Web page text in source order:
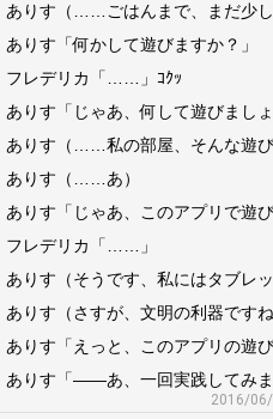
ありす（……ごはんまで、まだ少し
ありす「何かして遊びますか？」
フレデリカ「……」ｺｸｯ
ありす「じゃあ、何して遊びまし
ありす（……私の部屋、そんな遊び
ありす（……あ）
ありす「じゃあ、このアプリで遊び
フレデリカ「……」
ありす（そうです、私にはタブレ
ありす（さすが、文明の利器ですね
ありす「えっと、このアプリの遊
ありす「――あ、一回実践してみま
2016/